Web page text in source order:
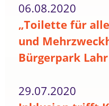
06.08.2020
„Toilette für
und
Bürgerpark
29.07.2020